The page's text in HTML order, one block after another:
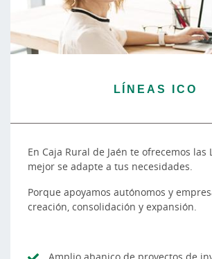
LÍNEAS ICO
En Caja Rural de Jaén te ofrecemos las
mejor se adapte a tus necesidades.
Porque apoyamos autónomos y
creación, consolidación y expansión.